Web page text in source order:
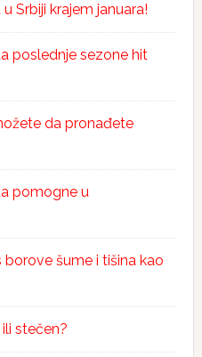
Srbiji krajem januara!
poslednje sezone hit
da pronađete
pomogne u
šume i tišina kao
stečen?